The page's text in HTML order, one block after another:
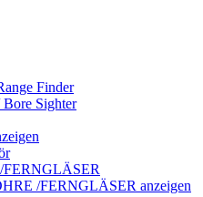
Finder
Sighter
/FERNGLÄSER anzeigen